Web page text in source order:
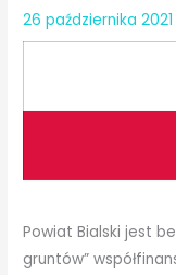
26 października 2021
Powiat Bialski jest
gruntów”